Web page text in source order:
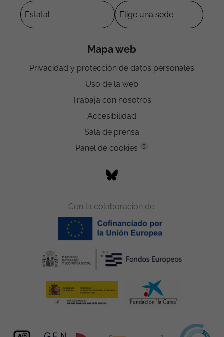
Mapa web
Privacidad y protección de datos personales
Uso de la web
Trabaja con nosotros
Accesibilidad
Sala de prensa
Panel de cookies
5
Con la colaboración de: